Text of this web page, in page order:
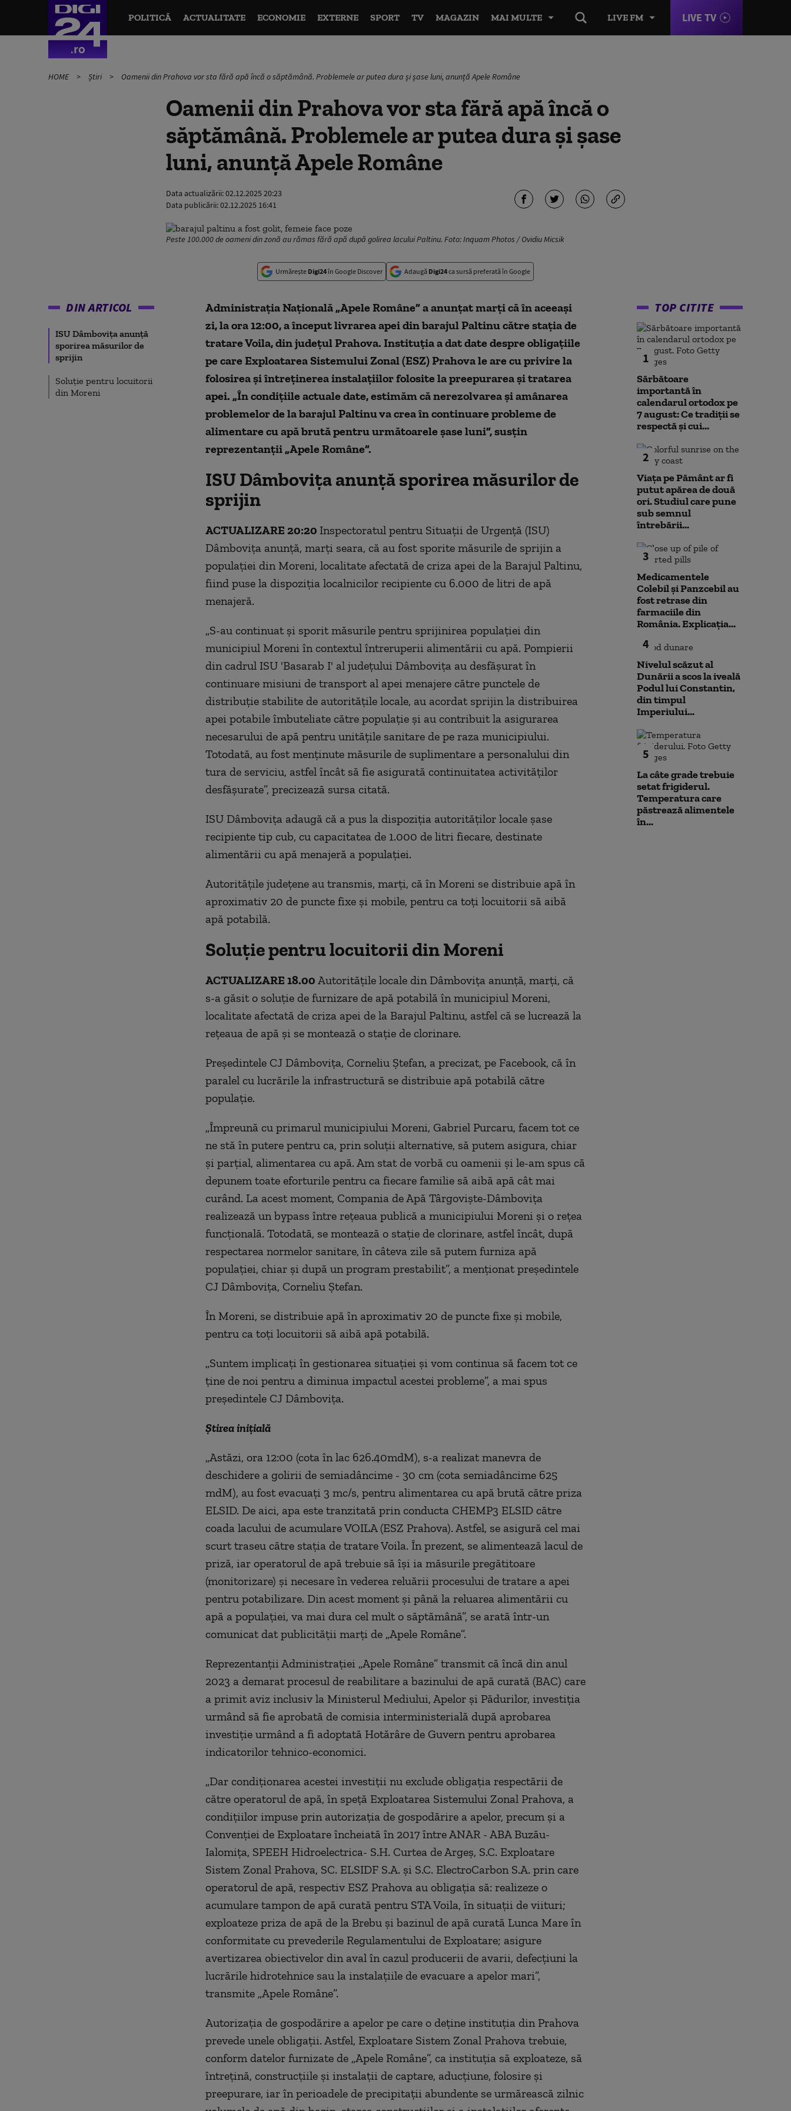
LIVE FM LIVE TV
POLITICĂ ACTUALITATE ECONOMIE EXTERNE SPORT TV MAGAZIN MAI MULTE
HOME Știri Oamenii din Prahova vor sta fără apă încă o săptămână. Problemele ar putea dura și șase luni, anunță Apele Române
Oamenii din Prahova vor sta fără apă încă o
săptămână. Problemele ar putea dura și șase
luni, anunță Apele Române
Data actualizării:02.12.2025 20:23
Data publicării:02.12.2025 16:41
Peste 100.000 de oameni din zonă au rămas fără apă după golirea lacului Paltinu. Foto: Inquam Photos / Ovidiu Micsik
Urmărește Digi24în Google Discover Adaugă Digi24ca sursă preferată în Google
DIN ARTICOL
ISU Dâmboviţa anunţă
sporirea măsurilor de
sprijin
Soluție pentru locuitorii
din Moreni
Administraţia Naţională „Apele Române” a anunţat marţi că în aceeaşi
zi, la ora 12:00, a început livrarea apei din barajul Paltinu către staţia de
tratare Voila, din judeţul Prahova. Instituţia a dat date despre obligaţiile
pe care Exploatarea Sistemului Zonal (ESZ) Prahova le are cu privire la
folosirea şi întreţinerea instalaţiilor folosite la preepurarea şi tratarea
apei. „În condiţiile actuale date, estimăm că nerezolvarea şi amânarea
problemelor de la barajul Paltinu va crea în continuare probleme de
alimentare cu apă brută pentru următoarele şase luni”, susţin
reprezentanţii „Apele Române”.
ISU Dâmboviţa anunţă sporirea măsurilor de
sprijin
ACTUALIZARE 20:20 Inspectoratul pentru Situaţii de Urgenţă (ISU)
Dâmboviţa anunţă, marţi seara, că au fost sporite măsurile de sprijin a
populaţiei din Moreni, localitate afectată de criza apei de la Barajul Paltinu,
fiind puse la dispoziţia localnicilor recipiente cu 6.000 de litri de apă
menajeră.
„S-au continuat şi sporit măsurile pentru sprijinirea populaţiei din
municipiul Moreni în contextul întreruperii alimentării cu apă. Pompierii
din cadrul ISU 'Basarab I' al judeţului Dâmboviţa au desfăşurat în
continuare misiuni de transport al apei menajere către punctele de
distribuţie stabilite de autorităţile locale, au acordat sprijin la distribuirea
apei potabile îmbuteliate către populaţie şi au contribuit la asigurarea
necesarului de apă pentru unităţile sanitare de pe raza municipiului.
Totodată, au fost menţinute măsurile de suplimentare a personalului din
tura de serviciu, astfel încât să fie asigurată continuitatea activităţilor
desfăşurate”, precizează sursa citată.
ISU Dâmboviţa adaugă că a pus la dispoziţia autorităţilor locale şase
recipiente tip cub, cu capacitatea de 1.000 de litri fiecare, destinate
alimentării cu apă menajeră a populaţiei.
Autorităţile judeţene au transmis, marţi, că în Moreni se distribuie apă în
aproximativ 20 de puncte fixe şi mobile, pentru ca toţi locuitorii să aibă
apă potabilă.
Soluție pentru locuitorii din Moreni
ACTUALIZARE 18.00 Autorităţile locale din Dâmboviţa anunţă, marţi, că
s-a găsit o soluţie de furnizare de apă potabilă în municipiul Moreni,
localitate afectată de criza apei de la Barajul Paltinu, astfel că se lucrează la
reţeaua de apă şi se montează o staţie de clorinare.
Preşedintele CJ Dâmboviţa, Corneliu Ştefan, a precizat, pe Facebook, că în
paralel cu lucrările la infrastructură se distribuie apă potabilă către
populaţie.
„Împreună cu primarul municipiului Moreni, Gabriel Purcaru, facem tot ce
ne stă în putere pentru ca, prin soluţii alternative, să putem asigura, chiar
şi parţial, alimentarea cu apă. Am stat de vorbă cu oamenii şi le-am spus că
depunem toate eforturile pentru ca fiecare familie să aibă apă cât mai
curând. La acest moment, Compania de Apă Târgovişte-Dâmboviţa
realizează un bypass între reţeaua publică a municipiului Moreni şi o reţea
funcţională. Totodată, se montează o staţie de clorinare, astfel încât, după
respectarea normelor sanitare, în câteva zile să putem furniza apă
populaţiei, chiar şi după un program prestabilit”, a menţionat preşedintele
CJ Dâmboviţa, Corneliu Ştefan.
În Moreni, se distribuie apă în aproximativ 20 de puncte fixe şi mobile,
pentru ca toţi locuitorii să aibă apă potabilă.
„Suntem implicaţi în gestionarea situaţiei şi vom continua să facem tot ce
ţine de noi pentru a diminua impactul acestei probleme”, a mai spus
preşedintele CJ Dâmboviţa.
Știrea inițială
„Astăzi, ora 12:00 (cota în lac 626.40mdM), s-a realizat manevra de
deschidere a golirii de semiadâncime - 30 cm (cota semiadâncime 625
mdM), au fost evacuaţi 3 mc/s, pentru alimentarea cu apă brută către priza
ELSID. De aici, apa este tranzitată prin conducta CHEMP3 ELSID către
coada lacului de acumulare VOILA (ESZ Prahova). Astfel, se asigură cel mai
scurt traseu către staţia de tratare Voila. În prezent, se alimentează lacul de
priză, iar operatorul de apă trebuie să îşi ia măsurile pregătitoare
(monitorizare) şi necesare în vederea reluării procesului de tratare a apei
pentru potabilizare. Din acest moment şi până la reluarea alimentării cu
apă a populaţiei, va mai dura cel mult o săptămână”, se arată într-un
comunicat dat publicităţii marţi de „Apele Române”.
Reprezentanţii Administraţiei „Apele Române” transmit că încă din anul
2023 a demarat procesul de reabilitare a bazinului de apă curată (BAC) care
a primit aviz inclusiv la Ministerul Mediului, Apelor şi Pădurilor, investiţia
urmând să fie aprobată de comisia interministerială după aprobarea
investiţie urmând a fi adoptată Hotărâre de Guvern pentru aprobarea
indicatorilor tehnico-economici.
„Dar condiţionarea acestei investiţii nu exclude obligaţia respectării de
către operatorul de apă, în speţă Exploatarea Sistemului Zonal Prahova, a
condiţiilor impuse prin autorizaţia de gospodărire a apelor, precum şi a
Convenţiei de Exploatare încheiată în 2017 între ANAR - ABA Buzău-
Ialomiţa, SPEEH Hidroelectrica- S.H. Curtea de Argeş, S.C. Exploatare
Sistem Zonal Prahova, SC. ELSIDF S.A. şi S.C. ElectroCarbon S.A. prin care
operatorul de apă, respectiv ESZ Prahova au obligaţia să: realizeze o
acumulare tampon de apă curată pentru STA Voila, în situaţii de viituri;
exploateze priza de apă de la Brebu şi bazinul de apă curată Lunca Mare în
conformitate cu prevederile Regulamentului de Exploatare; asigure
avertizarea obiectivelor din aval în cazul producerii de avarii, defecţiuni la
lucrările hidrotehnice sau la instalaţiile de evacuare a apelor mari”,
transmite „Apele Române”.
Autorizaţia de gospodărire a apelor pe care o deţine instituţia din Prahova
prevede unele obligaţii. Astfel, Exploatare Sistem Zonal Prahova trebuie,
conform datelor furnizate de „Apele Române”, ca instituţia să exploateze, să
întreţină, construcţiile şi instalaţii de captare, aducţiune, folosire şi
preepurare, iar în perioadele de precipitaţii abundente se urmărească zilnic
TOP CITITE
1
Sărbătoare
importantă în
calendarul ortodox pe
7 august: Ce tradiții se
respectă și cui...
2
Viața pe Pământ ar fi
putut apărea de două
ori. Studiul care pune
sub semnul
întrebării...
3
Medicamentele
Colebil și Panzcebil au
fost retrase din
farmaciile din
România. Explicația...
4
Nivelul scăzut al
Dunării a scos la iveală
Podul lui Constantin,
din timpul
Imperiului...
5
La câte grade trebuie
setat frigiderul.
Temperatura care
păstrează alimentele
în...